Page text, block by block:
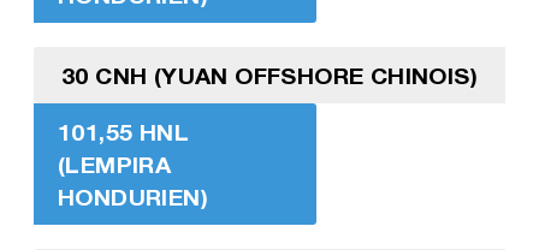
30 CNH (YUAN OFFSHORE CHINOIS)
101,55 HNL
(LEMPIRA
HONDURIEN)